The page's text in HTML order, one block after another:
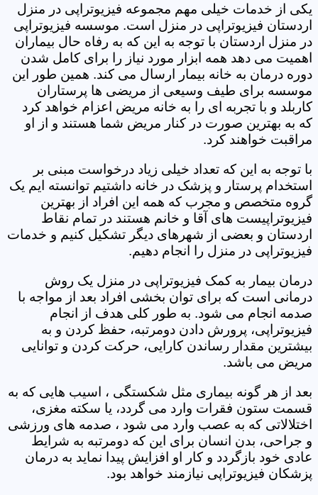
یکی از خدمات خیلی مهم مجموعه فیزیوتراپی در منزل
اردستان فیزیوتراپی در منزل است. موسسه فیزیوتراپی
در منزل اردستان با توجه به این که به رفاه حال بیماران
اهمیت می دهد همه ابزار مورد نیاز را برای کامل شدن
دوره درمان به خانه بیمار ارسال می کند. همین طور این
موسسه برای طیف وسیعی از مریضی ها پرستاران
کاربلد و با تجربه ای را به خانه مریض اعزام خواهد کرد
که به بهترین صورت در کنار مریض شما هستند و از او
مراقبت خواهند کرد.
با توجه به این که تعداد خیلی زیاد درخواست مبنی بر
استخدام پرستار و پزشک در خانه داشتیم توانسته ایم یک
گروه متخصص و مجرب که همه این افراد از بهترین
فیزیوتراپیست های آقا و خانم هستند در تمام نقاط
اردستان و بعضی از شهرهای دیگر تشکیل کنیم و خدمات
فیزیوتراپی در منزل را انجام دهیم.
درمان بیمار به کمک فیزیوتراپی در منزل یک روش
درمانی است که برای توان بخشی افراد بعد از مواجه با
صدمه انجام می شود. به طور کلی هدف از انجام
فیزیوتراپی، پرورش دادن دومرتبه، حفظ کردن و به
بیشترین مقدار رساندن کارایی، حرکت کردن و توانایی
مریض می باشد.
بعد از هر گونه بیماری مثل شکستگی ، اسیب هایی که به
قسمت ستون فقرات وارد می گردد، یا سکته مغزی،
اختلالاتی که به عصب وارد می شود ، صدمه های ورزشی
و جراحی، بدن انسان برای این که دومرتبه به شرایط
عادی خود بازگردد و کار او افزایش پیدا نماید به درمان
پزشکان فیزیوتراپی نیازمند خواهد بود.